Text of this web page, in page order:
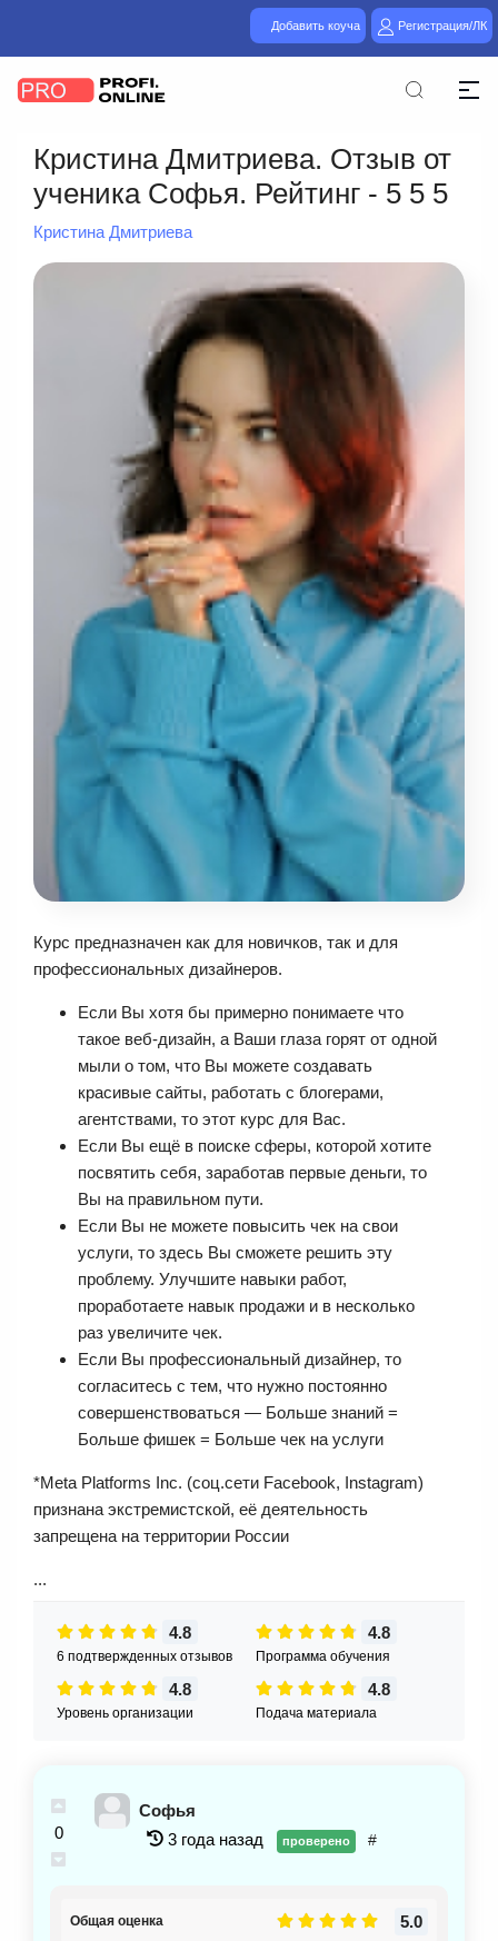
Добавить коуча Регистрация/ЛК
Кристина Дмитриева. Отзыв от
ученика Софья. Рейтинг - 5 5 5
Кристина Дмитриева
Курс предназначен как для новичков, так и для
профессиональных дизайнеров.
Если Вы хотя бы примерно понимаете что
такое веб-дизайн, а Ваши глаза горят от одной
мыли о том, что Вы можете создавать
красивые сайты, работать с блогерами,
агентствами, то этот курс для Вас.
Если Вы ещё в поиске сферы, которой хотите
посвятить себя, заработав первые деньги, то
Вы на правильном пути.
Если Вы не можете повысить чек на свои
услуги, то здесь Вы сможете решить эту
проблему. Улучшите навыки работ,
проработаете навык продажи и в несколько
раз увеличите чек.
Если Вы профессиональный дизайнер, то
согласитесь с тем, что нужно постоянно
совершенствоваться — Больше знаний =
Больше фишек = Больше чек на услуги
*Meta Platforms Inc. (соц.сети Facebook, Instagram)
признана экстремистской, её деятельность
запрещена на территории России
...
4.8
6 подтвержденных отзывов
4.8
Программа обучения
4.8
Уровень организации
4.8
Подача материала
0
Софья
3 года назад
проверено #
5.0
Общая оценка